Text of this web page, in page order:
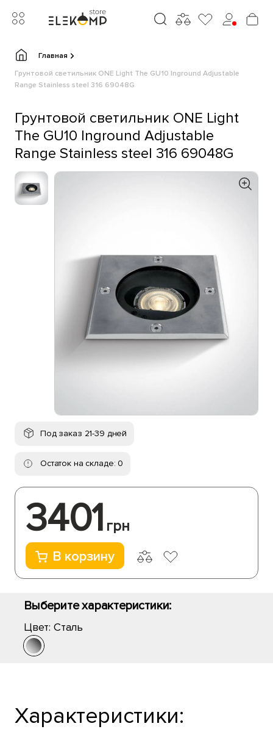
Главная
Грунтовой светильник ONE Light The GU10 Inground Adjustable
Range Stainless steel 316 69048G
Грунтовой светильник ONE Light
The GU10 Inground Adjustable
Range Stainless steel 316 69048G
Под заказ 21-39 дней
Остаток на складе: 0
3401 грн
В корзину
Выберите характеристики:
Цвет: Сталь
Характеристики: